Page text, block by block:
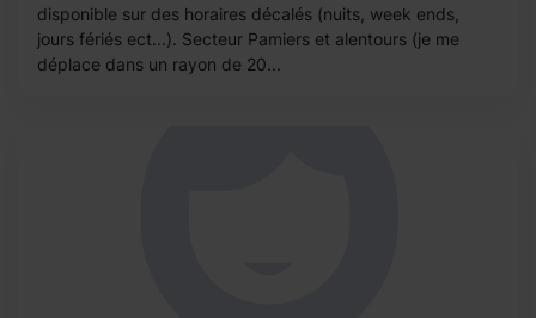
disponible sur des horaires décalés (nuits, week ends,
jours fériés ect...). Secteur Pamiers et alentours (je me
déplace dans un rayon de 20...